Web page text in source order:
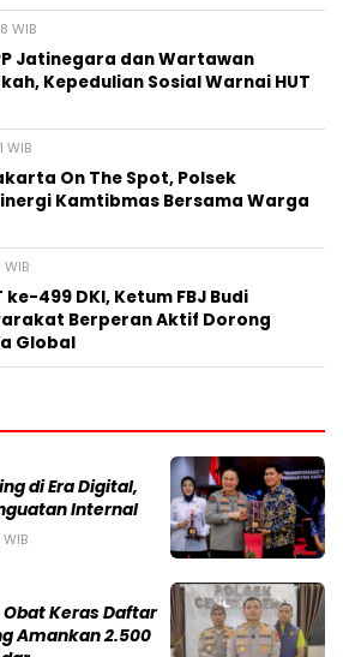
WIB
Jatinegara dan Wartawan
Kepedulian Sosial Warnai HUT
WIB
On The Spot, Polsek
Kamtibmas Bersama Warga
499 DKI, Ketum FBJ Budi
Berperan Aktif Dorong
Global
di Era Digital,
Internal
Keras Daftar
Amankan 2.500